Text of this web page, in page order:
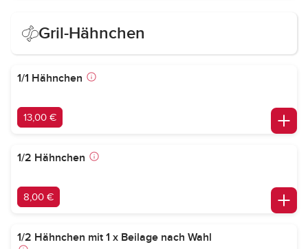
Gril-Hähnchen
1/1 Hähnchen
13,00 €
1/2 Hähnchen
8,00 €
1/2 Hähnchen mit 1 x Beilage nach Wahl